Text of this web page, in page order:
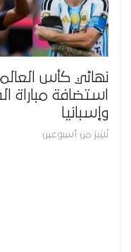
نهائي كأس
استضافة مباراة
وإسبانيا
نُشِرَ من أسبوعين